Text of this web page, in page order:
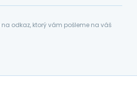
odkaz, ktorý vám pošleme na váš